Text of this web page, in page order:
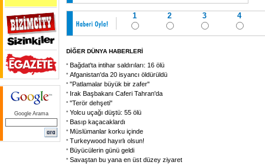
Google Arama
1 2 3 4
DİĞER DÜNYA HABERLERİ
Bağdat'ta intihar saldırıları: 16 ölü
Afganistan'da 20 isyancı öldürüldü
"Patlamalar büyük bir zafer"
Irak Başbakanı Caferi Tahran'da
"Terör dehşeti"
Yolcu uçağı düştü: 55 ölü
Basıp kaçacaklardı
Müslümanlar korku içinde
Turkeywood hayırlı olsun!
Büyücülerin günü geldi
Savaştan bu yana en üst düzey ziyaret